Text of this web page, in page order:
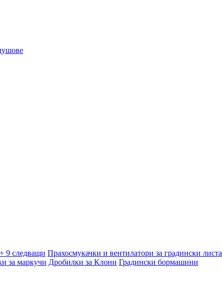
+ 9 следващи Прахосмукачки и вентилатори за градински листа
за маркучи Дробилки за Клони Градински бормашини